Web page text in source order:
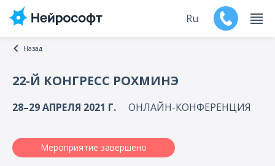
Контакты
Ru
Назад
22-Й КОНГРЕСС РОХМИНЭ
28–29 АПРЕЛЯ 2021 Г. ОНЛАЙН-КОНФЕРЕНЦИЯ
Мероприятие завершено